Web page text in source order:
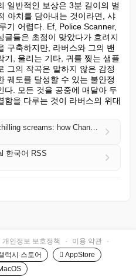
일반적인 보상은 3분 길이의 벌
아치를 담아내는 것이라면, 샤
기 어렵다. Ef, Police Scanner,
들은 초점이 맞았다가 흐려지
구축하지만, 라버스와 그의 밴
기, 울리는 기타, 귀를 찢는 샘플
그의 작곡은 말하지 않은 감정
궤도를 달성할 수 있는 불안정
다. 모든 것을 공중에 매달아 두
함을 다루는 것이 라버스의 위대
Haunted hooks and bone-chilling screams: how Chanel Beads became the indie breakout of the year
한국어 RSS
개인정보 보호정책 · 이용 약관
·
럭시 스토어
 AppStore